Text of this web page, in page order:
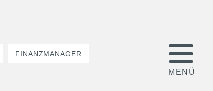
FINANZMANAGER